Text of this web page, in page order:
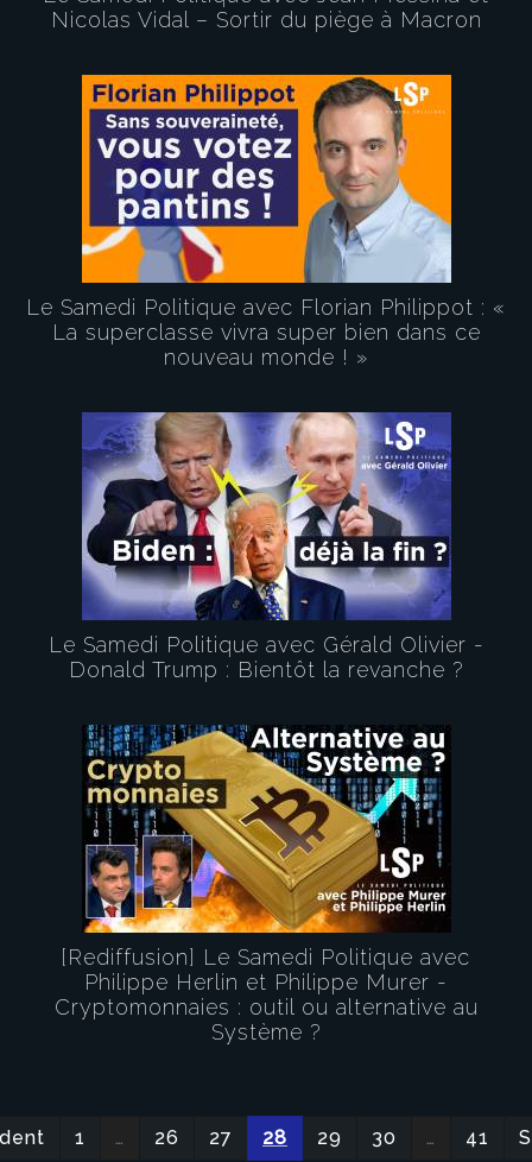
Nicolas Vidal – Sortir du piège à Macron
Le Samedi Politique avec Florian Philippot : «
La superclasse vivra super bien dans ce
nouveau monde ! »
Le Samedi Politique avec Gérald Olivier -
Donald Trump : Bientôt la revanche ?
[Rediffusion] Le Samedi Politique avec
Philippe Herlin et Philippe Murer -
Cryptomonnaies : outil ou alternative au
Système ?
1 … 26 27 28 29 30 … 41